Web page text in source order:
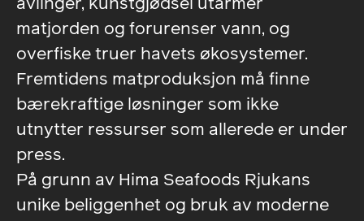
avlinger, kunstgjødsel utarmer
matjorden og forurenser vann, og
overfiske truer havets økosystemer.
Fremtidens matproduksjon må finne
bærekraftige løsninger som ikke
utnytter ressurser som allerede er under
press.
På grunn av Hima Seafoods Rjukans
unike beliggenhet og bruk av moderne